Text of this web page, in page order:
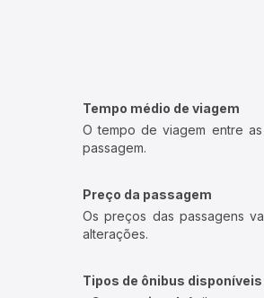
Tempo médio de viagem
O tempo de viagem entre
passagem.
Preço da passagem
Os preços das passagens
alterações.
Tipos de ônibus disponíveis